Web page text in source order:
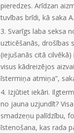
pieredzes. Arīdzan
tuvības brīdi, kā saka
Svarīgs laba seksa
uzticēšanās, drošības
(iejušanās citā
visus kādreizējos
īstermiņa atmiņa”,
Izjūtiet iekāri.
no jauna uzjundīt?
smadzeņu palīdzību,
īstenošana, kas rada